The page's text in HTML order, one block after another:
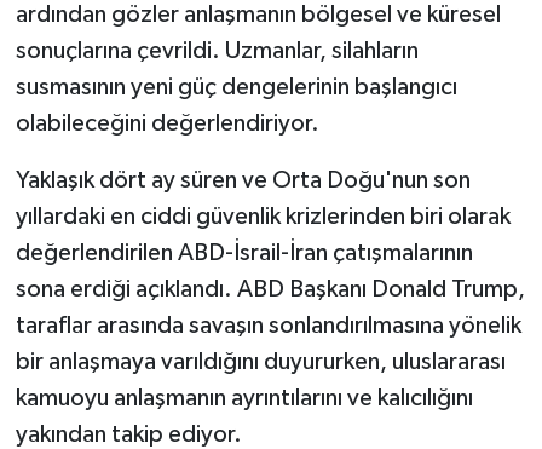
ardından gözler anlaşmanın bölgesel ve küresel
sonuçlarına çevrildi. Uzmanlar, silahların
susmasının yeni güç dengelerinin başlangıcı
olabileceğini değerlendiriyor.
Yaklaşık dört ay süren ve Orta Doğu'nun son
yıllardaki en ciddi güvenlik krizlerinden biri olarak
değerlendirilen ABD-İsrail-İran çatışmalarının
sona erdiği açıklandı. ABD Başkanı Donald Trump,
taraflar arasında savaşın sonlandırılmasına yönelik
bir anlaşmaya varıldığını duyururken, uluslararası
kamuoyu anlaşmanın ayrıntılarını ve kalıcılığını
yakından takip ediyor.